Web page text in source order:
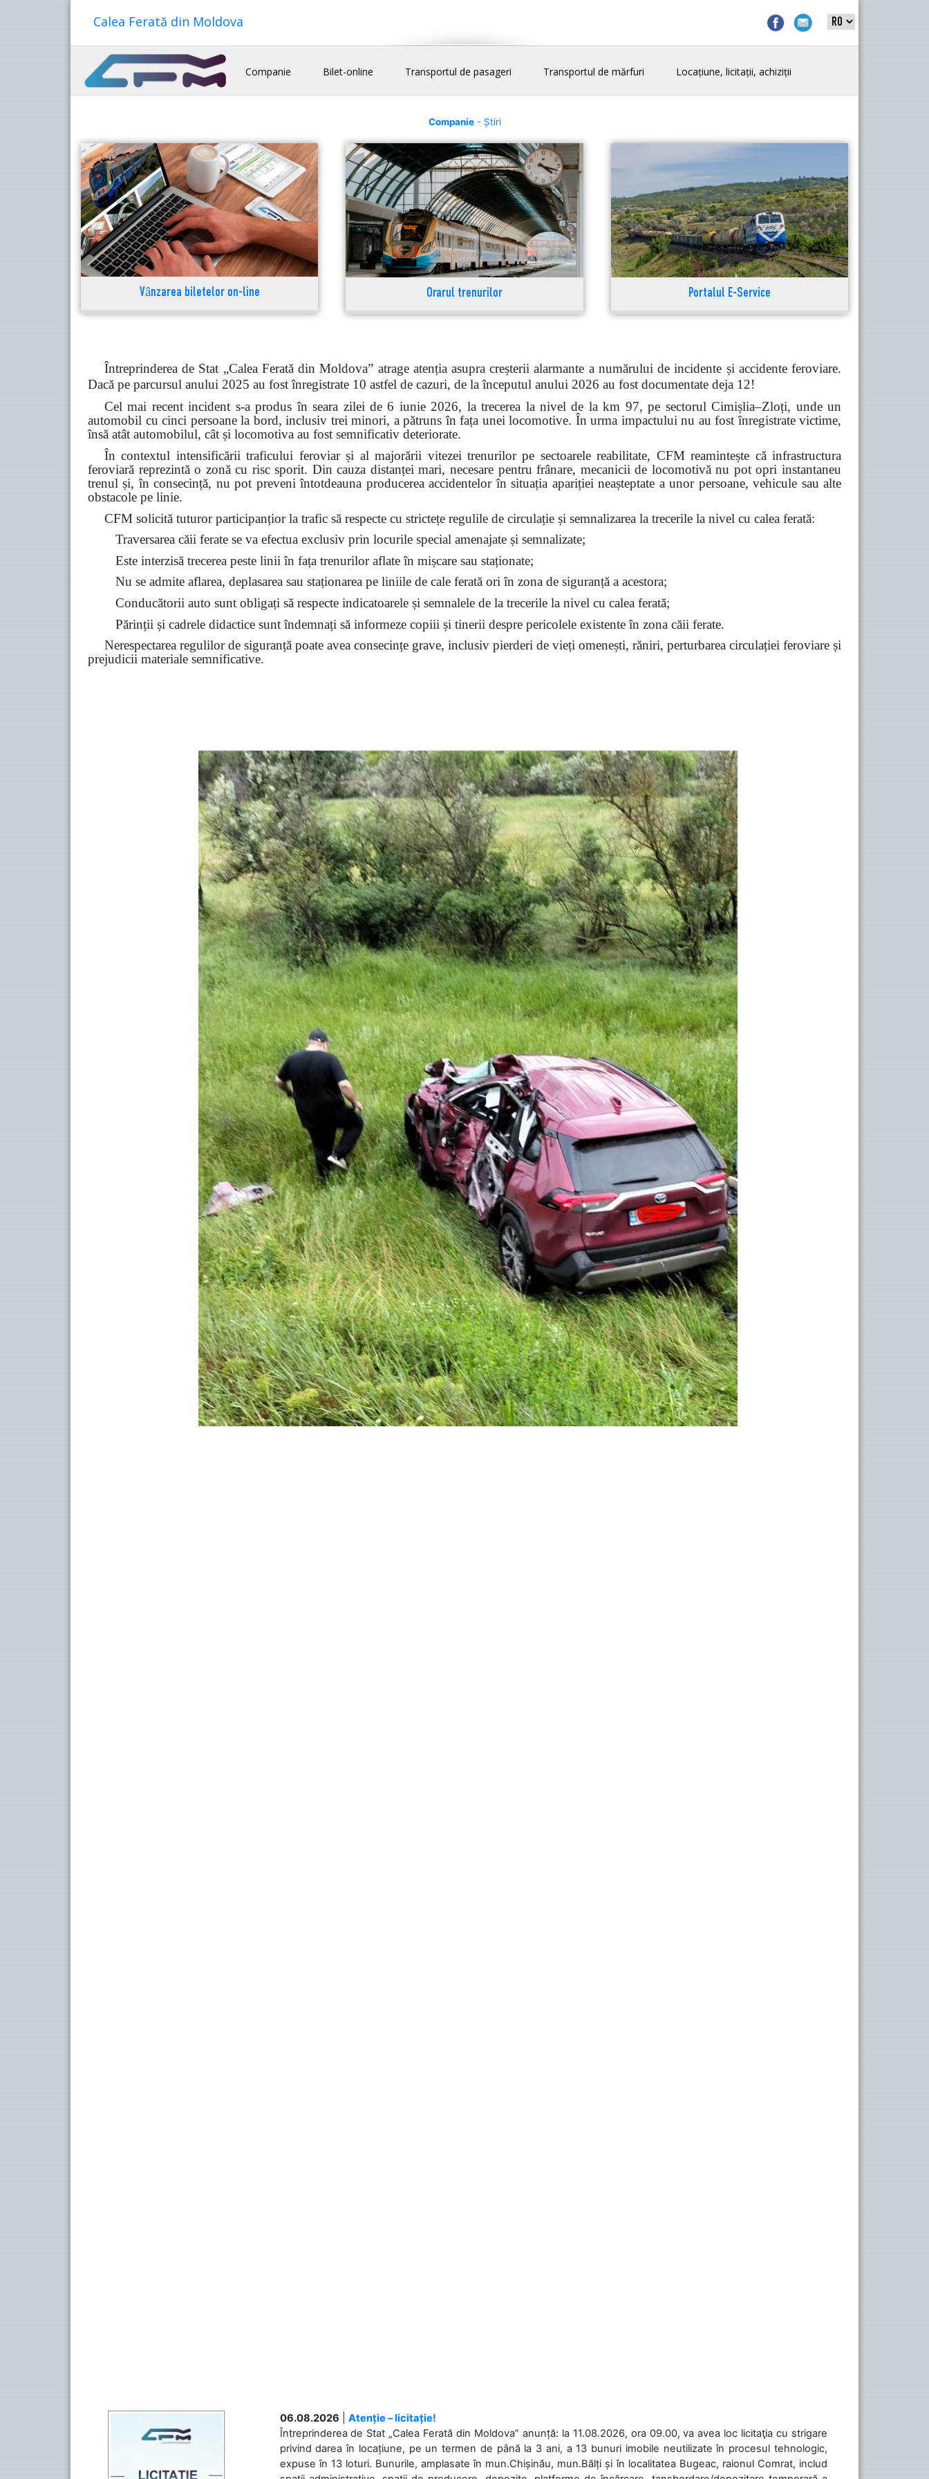
Calea Ferată din Moldova
Companie Bilet-online Transportul de pasageri Transportul de mărfuri Locațiune, licitații, achiziții
Companie- Știri
Vânzarea biletelor on-line Orarul trenurilor Portalul E-Service
Întreprinderea de Stat „Calea Ferată din Moldova” atrage atenția asupra creșterii alarmante a numărului de incidente și accidente feroviare.
Dacă pe parcursul anului 2025 au fost înregistrate 10 astfel de cazuri, de la începutul anului 2026 au fost documentate deja 12!
Cel mai recent incident s-a produs în seara zilei de 6 iunie 2026, la trecerea la nivel de la km 97, pe sectorul Cimișlia–Zloți, unde un
automobil cu cinci persoane la bord, inclusiv trei minori, a pătruns în fața unei locomotive. În urma impactului nu au fost înregistrate victime,
însă atât automobilul, cât și locomotiva au fost semnificativ deteriorate.
În contextul intensificării traficului feroviar și al majorării vitezei trenurilor pe sectoarele reabilitate, CFM reamintește că infrastructura
feroviară reprezintă o zonă cu risc sporit. Din cauza distanței mari, necesare pentru frânare, mecanicii de locomotivă nu pot opri instantaneu
trenul și, în consecință, nu pot preveni întotdeauna producerea accidentelor în situația apariției neașteptate a unor persoane, vehicule sau alte
obstacole pe linie.
CFM solicită tuturor participanțior la trafic să respecte cu strictețe regulile de circulație și semnalizarea la trecerile la nivel cu calea ferată:
Traversarea căii ferate se va efectua exclusiv prin locurile special amenajate și semnalizate;
Este interzisă trecerea peste linii în fața trenurilor aflate în mișcare sau staționate;
Nu se admite aflarea, deplasarea sau staționarea pe liniile de cale ferată ori în zona de siguranță a acestora;
Conducătorii auto sunt obligați să respecte indicatoarele și semnalele de la trecerile la nivel cu calea ferată;
Părinții și cadrele didactice sunt îndemnați să informeze copiii și tinerii despre pericolele existente în zona căii ferate.
Nerespectarea regulilor de siguranță poate avea consecințe grave, inclusiv pierderi de vieți omenești, răniri, perturbarea circulației feroviare și
prejudicii materiale semnificative.
06.08.2026
Atenție – licitație!
Întreprinderea de Stat „Calea Ferată din Moldova” anunță: la 11.08.2026, ora 09.00, va avea loc licitaţia cu strigare
privind darea în locațiune, pe un termen de până la 3 ani, a 13 bunuri imobile neutilizate în procesul tehnologic,
expuse în 13 loturi. Bunurile, amplasate în mun.Chișinău, mun.Bălți și în localitatea Bugeac, raionul Comrat, includ